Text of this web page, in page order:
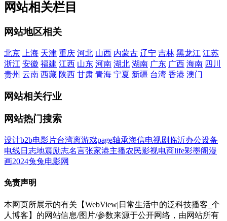
网站相关栏目
网站地区相关
北京 上海 天津 重庆 河北 山西 内蒙古 辽宁 吉林 黑龙江 江苏
浙江 安徽 福建 江西 山东 河南 湖北 湖南 广东 广西 海南 四川
贵州 云南 西藏 陕西 甘肃 青海 宁夏 新疆 台湾 香港 澳门
网站相关行业
网站热门搜索
设计b2b电影片台湾离游戏page轴承海信电视剧 临沂办公设备
电线日志地震励志名言张家港主播农民影视电商life彩墨阁漫
画2024兔兔电影网
免责声明
本网页所展示的有关【WebView|日常生活中的泛科技播客_个
人博客】的网站信息/图片/参数来源于公开网络，由网站所有